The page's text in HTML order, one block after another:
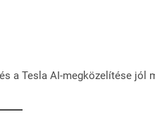
a Tesla AI-megközelítése